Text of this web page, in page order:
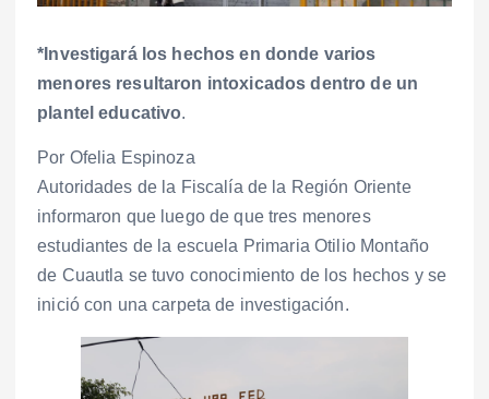
*Investigará los hechos en donde varios
menores resultaron intoxicados dentro de un
plantel educativo.
Por Ofelia Espinoza
Autoridades de la Fiscalía de la Región Oriente
informaron que luego de que tres menores
estudiantes de la escuela Primaria Otilio Montaño
de Cuautla se tuvo conocimiento de los hechos y se
inició con una carpeta de investigación.